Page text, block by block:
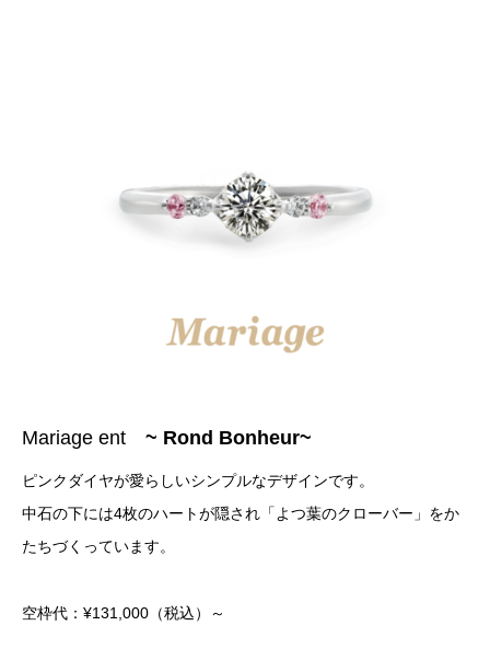
Mariage ent ~ Rond Bonheur~
ピンクダイヤが愛らしいシンプルなデザインです。
中石の下には4枚のハートが隠され「よつ葉のクローバー」をか
たちづくっています。
空枠代：¥131,000 （税込） ～